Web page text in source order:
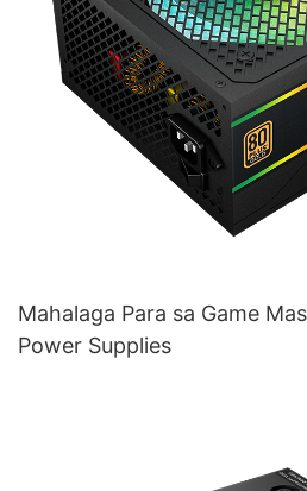
Mahalaga Para sa Game
Power Supplies